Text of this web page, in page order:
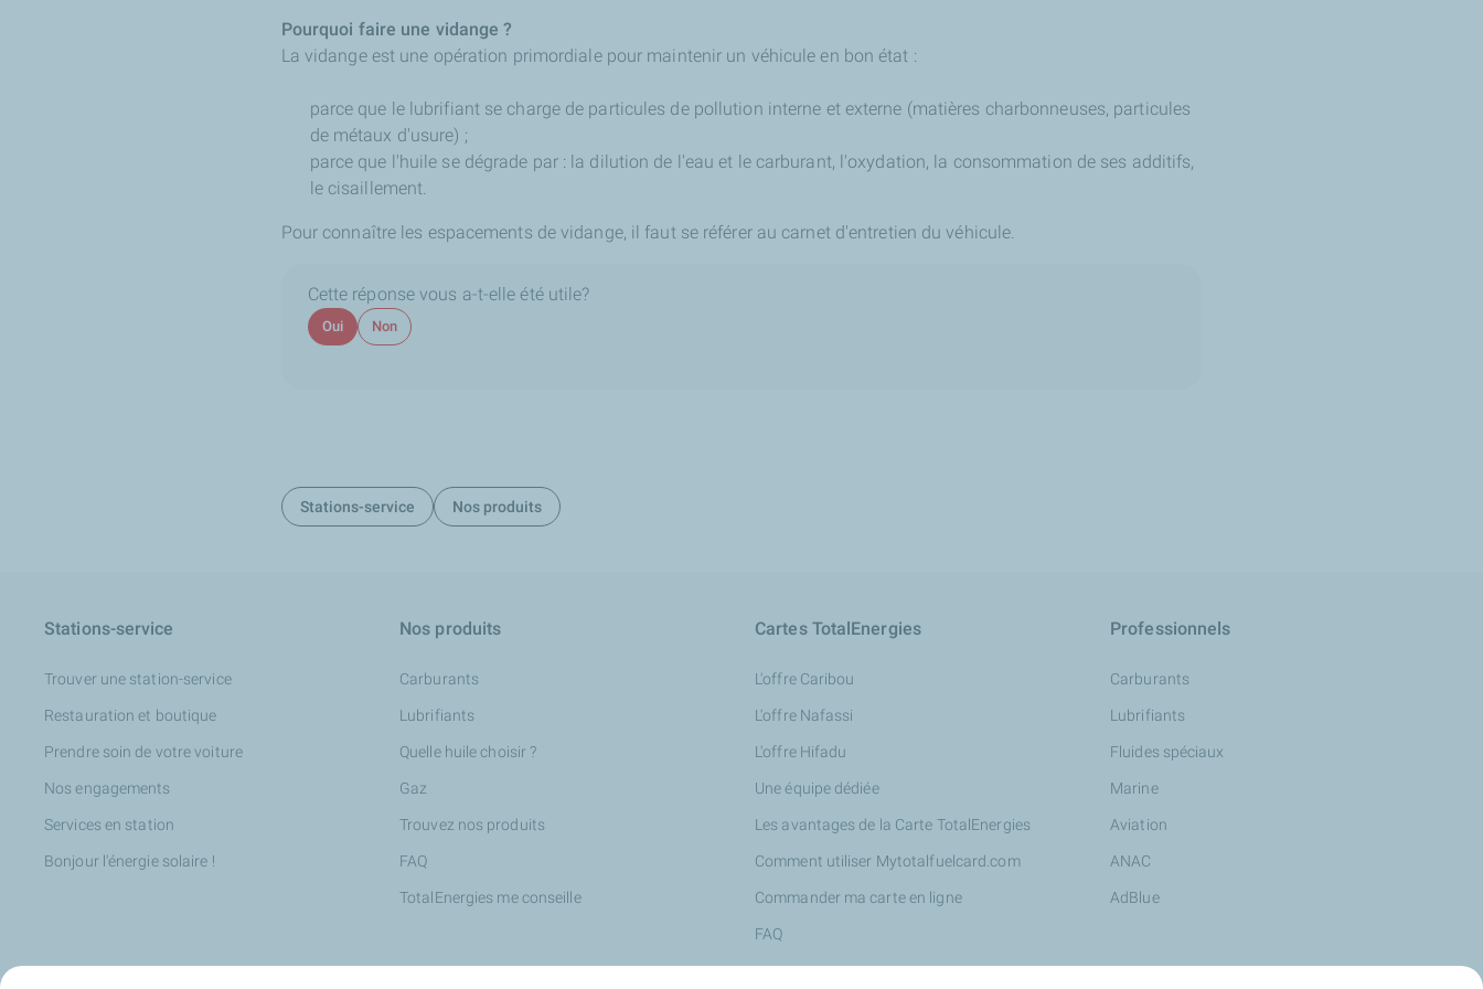
Pourquoi faire une vidange ?
La vidange est une opération primordiale pour maintenir un véhicule en bon état :
parce que le lubrifiant se charge de particules de pollution interne et externe (matières charbonneuses, particules
de métaux d'usure) ;
parce que l'huile se dégrade par : la dilution de l'eau et le carburant, l'oxydation, la consommation de ses additifs,
le cisaillement.
Pour connaître les espacements de vidange, il faut se référer au carnet d'entretien du véhicule.
Cette réponse vous a-t-elle été utile?
Oui Non
Stations-service Nos produits
Stations-service
Trouver une station-service
Restauration et boutique
Prendre soin de votre voiture
Nos engagements
Services en station
Bonjour l'énergie solaire !
Nos produits
Carburants
Lubrifiants
Quelle huile choisir ?
Gaz
Trouvez nos produits
FAQ
TotalEnergies me conseille
Cartes TotalEnergies
L'offre Caribou
L'offre Nafassi
L'offre Hifadu
Une équipe dédiée
Les avantages de la Carte TotalEnergies
Comment utiliser Mytotalfuelcard.com
Commander ma carte en ligne
FAQ
Professionnels
Carburants
Lubrifiants
Fluides spéciaux
Marine
Aviation
ANAC
AdBlue